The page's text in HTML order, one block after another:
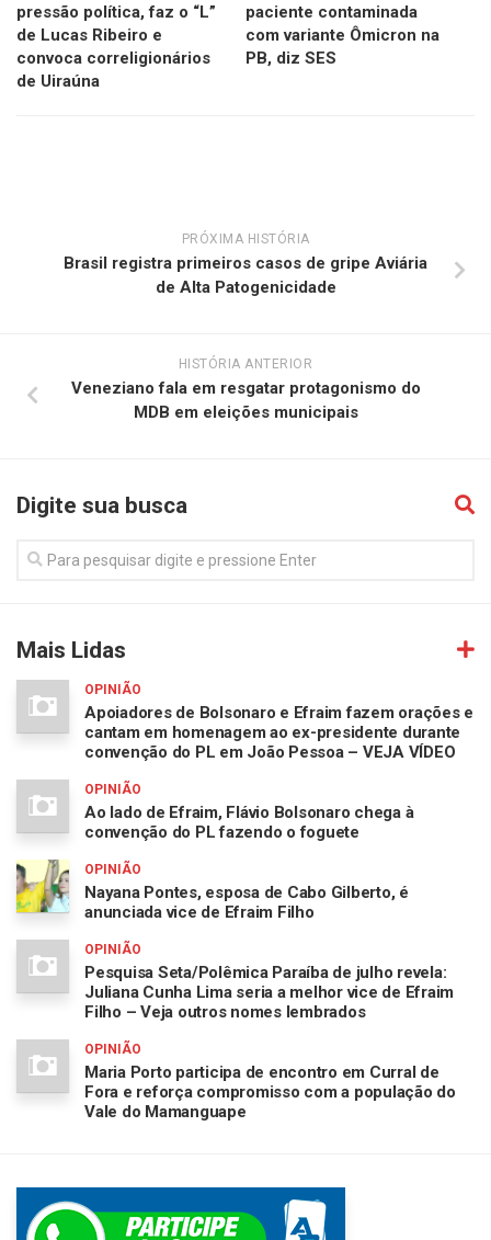
pressão política, faz o “L”
de Lucas Ribeiro e
convoca correligionários
de Uiraúna
paciente contaminada
com variante Ômicron na
PB, diz SES
PRÓXIMA HISTÓRIA
Brasil registra primeiros casos de gripe Aviária
de Alta Patogenicidade
HISTÓRIA ANTERIOR
Veneziano fala em resgatar protagonismo do
MDB em eleições municipais
Digite sua busca
Mais Lidas
OPINIÃO
Apoiadores de Bolsonaro e Efraim fazem orações e
cantam em homenagem ao ex-presidente durante
convenção do PL em João Pessoa – VEJA VÍDEO
OPINIÃO
Ao lado de Efraim, Flávio Bolsonaro chega à
convenção do PL fazendo o foguete
OPINIÃO
Nayana Pontes, esposa de Cabo Gilberto, é
anunciada vice de Efraim Filho
OPINIÃO
Pesquisa Seta/Polêmica Paraíba de julho revela:
Juliana Cunha Lima seria a melhor vice de Efraim
Filho – Veja outros nomes lembrados
OPINIÃO
Maria Porto participa de encontro em Curral de
Fora e reforça compromisso com a população do
Vale do Mamanguape